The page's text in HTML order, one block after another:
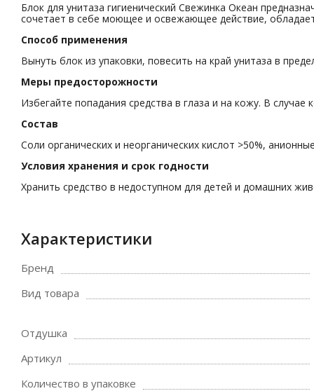
Блок для унитаза гигиенический Свежинка Океан
сочетает в себе моющее и освежающее действие,
Способ применения
Вынуть блок из упаковки, повесить на край унитаза в
Меры предосторожности
Избегайте попадания средства в глаза и на кожу. В
Состав
Соли органических и неорганических кислот >50%,
Условия хранения и срок годности
Хранить средство в недоступном для детей и домашних
Характеристики
Бренд
Вид товара
Отдушка
Артикул
Количество в упаковке